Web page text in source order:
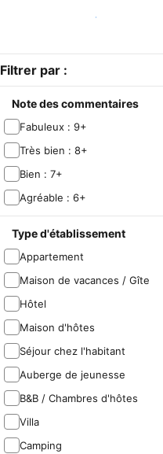
Voir sur la carte
Filtrer par :
Note des commentaires
Fabuleux : 9+
Très bien : 8+
Bien : 7+
Agréable : 6+
Type d'établissement
Appartement
Maison de vacances / Gîte
Hôtel
Maison d'hôtes
Séjour chez l'habitant
Auberge de jeunesse
B&B / Chambres d'hôtes
Villa
Camping